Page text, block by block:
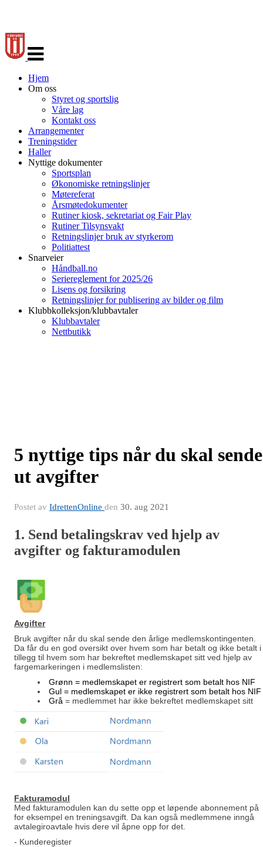
navigasjon
Hjem
Om oss
Styret og sportslig
Våre lag
Kontakt oss
Arrangementer
Treningstider
Haller
Nyttige dokumenter
Sportsplan
Økonomiske retningslinjer
Møtereferat
Årsmøtedokumenter
Rutiner kiosk, sekretariat og Fair Play
Rutiner Tilsynsvakt
Retningslinjer bruk av styrkerom
Politiattest
Snarveier
Håndball.no
Seriereglement for 2025/26
Lisens og forsikring
Retningslinjer for publisering av bilder og film
Klubbkolleksjon/klubbavtaler
Klubbavtaler
Nettbutikk
5 nyttige tips når du skal sende
ut avgifter
Postet av IdrettenOnline den 30. aug 2021
1. Send betalingskrav ved hjelp av
avgifter og fakturamodulen
Avgifter
Bruk avgifter når du skal sende den årlige medlemskontingenten.
Da får du en god oversikt over hvem som har betalt og ikke betalt i
tillegg til hvem som har bekreftet medlemskapet sitt ved hjelp av
fargemarkeringen i medlemslisten:
Grønn = medlemskapet er registrert som betalt hos NIF
Gul = medlemskapet er ikke registrert som betalt hos NIF
Grå = medlemmet har ikke bekreftet medlemskapet sitt
Fakturamodul
Med fakturamodulen kan du sette opp et løpende abonnement på
for eksempel en treningsavgift. Da kan også medlemmene inngå
avtalegiroavtale hvis dere vil åpne opp for det.
- Kunderegister